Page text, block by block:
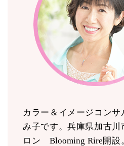
カラー＆イメージコンサ
み子です。兵庫県加古川
ロン Blooming Rire開設